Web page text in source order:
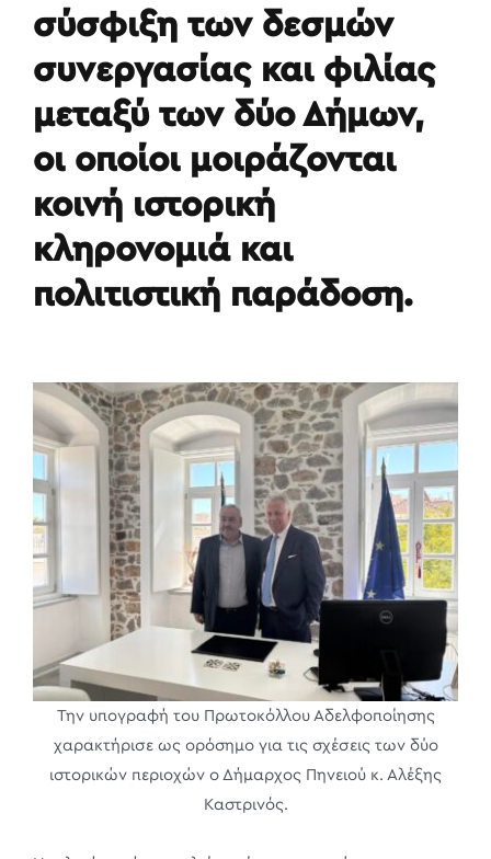
σύσφιξη των δεσμών
συνεργασίας και φιλίας
μεταξύ των δύο Δήμων,
οι οποίοι μοιράζονται
κοινή ιστορική
κληρονομιά και
πολιτιστική παράδοση.
Την υπογραφή του Πρωτοκόλλου Αδελφοποίησης
χαρακτήρισε ως ορόσημο για τις σχέσεις των δύο
ιστορικών περιοχών ο Δήμαρχος Πηνειού κ. Αλέξης
Καστρινός.